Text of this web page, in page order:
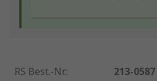
RS Best.-Nr.:
213-0587